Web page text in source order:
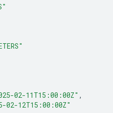
02-11T15:00:00Z" ,
02-12T15:00:00Z"